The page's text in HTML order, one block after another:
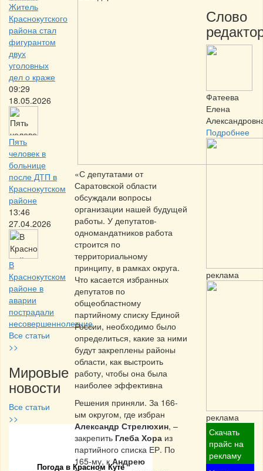
Житель
Краснокутского
района стал
фигурантом
двух
уголовных
дел о краже
09:29
18.05.2026
Пять
человек в
больнице
после ДТП в
Краснокутском
районе
13:46
27.04.2026
В
Краснокутском
районе в
аварии
пострадали
несовершеннолетние
Все статьи
>>
Мировые
новости
Все статьи
>>
Частная реклама
Погода в Красном Куте
«С депутатами от
Саратовской области
обсуждали вопросы
организации нашей будущей
работы. У депутатов-
одномандатников работа
строится по
территориальному
принципу, в рамках округа.
Что касается избранных
депутатов по
общеобластному
партийному списку Единой
России, необходимо было
определиться, какие за ними
будут закреплены районы
области, как выстроить
работу, чтобы она была
наиболее эффективна
Решения приняли. За 166-
ым округом, где избран
Александр Стрелюхин, –
закрепить Глеба Хора из
партийного списка ЕР. По
165-му, кАндрею
Слово
Фатеева
Елена
Подробнее
реклама
реклама
Скачать
прайс на
рекламу